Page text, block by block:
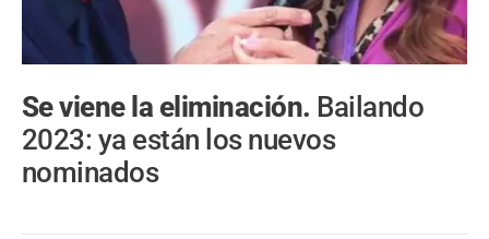
Se viene la eliminación. Bailando
2023: ya están los nuevos
nominados